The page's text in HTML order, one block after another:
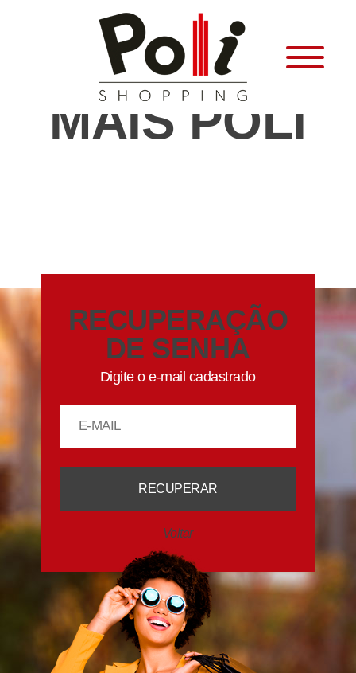
MAIS POLI
RECUPERAÇÃO
DE SENHA
Digite o e-mail cadastrado
RECUPERAR
Voltar